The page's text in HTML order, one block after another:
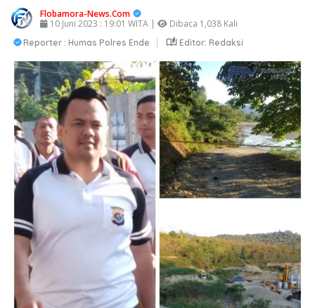
Flobamora-News.Com
10 Juni 2023 : 19:01 WITA |
Dibaca 1,038 Kali
Reporter : Humas Polres Ende Editor: Redaksi